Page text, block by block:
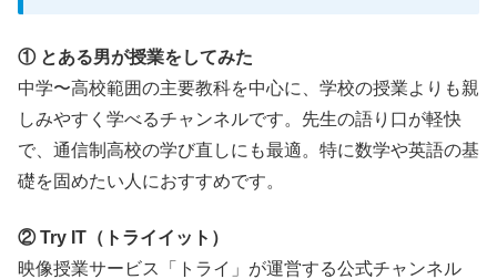
① とある男が授業をしてみた
中学〜高校範囲の主要教科を中心に、学校の授業よりも親
しみやすく学べるチャンネルです。先生の語り口が軽快
で、通信制高校の学び直しにも最適。特に数学や英語の基
礎を固めたい人におすすめです。
② Try IT（トライイット）
映像授業サービス「トライ」が運営する公式チャンネル